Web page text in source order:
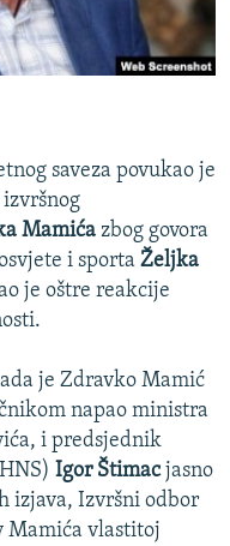
saveza povukao je
Mamića zbog govora
i sporta Željka
je oštre reakcije
je Zdravko Mamić
napao ministra
i predsjednik
Igor Štimacjasno
izjava, Izvršni odbor
Mamića vlastitoj